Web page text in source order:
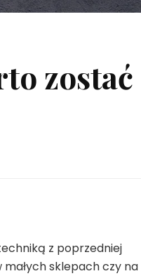
zostać
z poprzedniej
sklepach czy na